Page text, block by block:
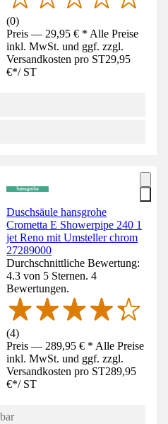
(0)
Preis — 29,95 € * Alle Preise
inkl. MwSt. und ggf. zzgl.
Versandkosten pro ST29,95
€*/ ST
Duschsäule hansgrohe
Crometta E Showerpipe 240 1
jet Reno mit Umsteller chrom
27289000
Durchschnittliche Bewertung:
4.3 von 5 Sternen. 4
Bewertungen.
(4)
Preis — 289,95 € * Alle Preise
inkl. MwSt. und ggf. zzgl.
Versandkosten pro ST289,95
€*/ ST